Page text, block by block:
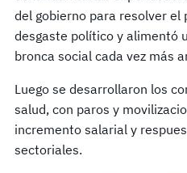
del gobierno para resolver el
desgaste político y alimentó
bronca social cada vez más
Luego se desarrollaron los
salud, con paros y
incremento salarial y
sectoriales.